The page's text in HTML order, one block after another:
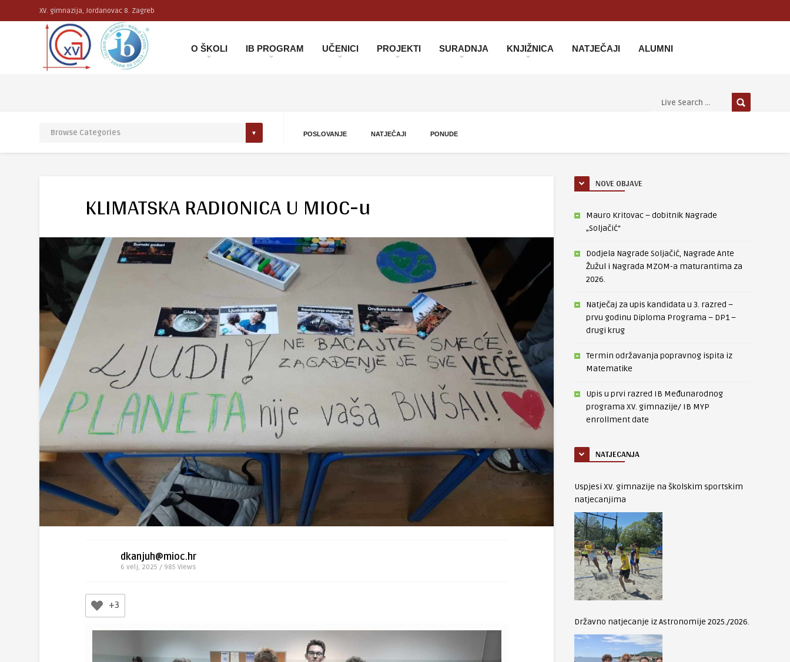
XV. gimnazija, Jordanovac 8. Zagreb
O ŠKOLI IB PROGRAM UČENICI PROJEKTI SURADNJA KNJIŽNICA NATJEČAJI ALUMNI
POSLOVANJE NATJEČAJI PONUDE
KLIMATSKA RADIONICA U MIOC-u
dkanjuh@mioc.hr
6 velj, 2025 / 985 Views
+3
NOVE OBJAVE
Mauro Kritovac – dobitnik Nagrade
„Soljačić“
Dodjela Nagrade Soljačić, Nagrade Ante
Žužul i Nagrada MZOM-a maturantima za
2026.
Natječaj za upis kandidata u 3. razred –
prvu godinu Diploma Programa – DP1 –
drugi krug
Termin održavanja popravnog ispita iz
Matematike
Upis u prvi razred IB Međunarodnog
programa XV. gimnazije/ IB MYP
enrollment date
NATJECANJA
Uspjesi XV. gimnazije na školskim sportskim
natjecanjima
Državno natjecanje iz Astronomije 2025./2026.